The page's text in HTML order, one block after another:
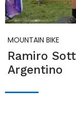
MOUNTAIN BIKE
Ramiro
Argentino